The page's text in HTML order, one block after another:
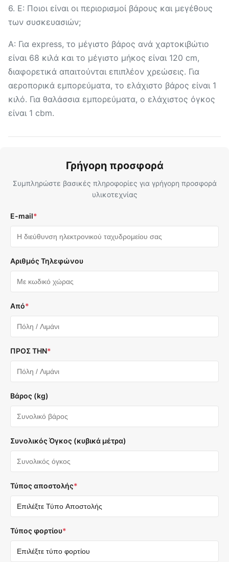
6. Ε: Ποιοι είναι οι περιορισμοί βάρους και μεγέθους
των συσκευασιών;
Α: Για express, το μέγιστο βάρος ανά χαρτοκιβώτιο
είναι 68 κιλά και το μέγιστο μήκος είναι 120 cm,
διαφορετικά απαιτούνται επιπλέον χρεώσεις. Για
αεροπορικά εμπορεύματα, το ελάχιστο βάρος είναι 1
κιλό. Για θαλάσσια εμπορεύματα, ο ελάχιστος όγκος
είναι 1 cbm.
Γρήγορη προσφορά
Συμπληρώστε βασικές πληροφορίες για γρήγορη προσφορά
υλικοτεχνίας
E-mail*
Αριθμός Τηλεφώνου
Από*
ΠΡΟΣ ΤΗΝ*
Βάρος (kg)
Συνολικός Όγκος (κυβικά μέτρα)
Τύπος αποστολής*
Τύπος φορτίου*